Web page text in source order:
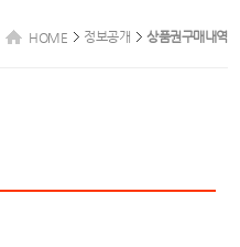
HOME 정보공개 상품권구매내역